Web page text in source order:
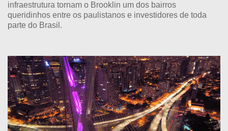
infraestrutura tornam o Brooklin um dos bairros
queridinhos entre os paulistanos e investidores de toda
parte do Brasil.